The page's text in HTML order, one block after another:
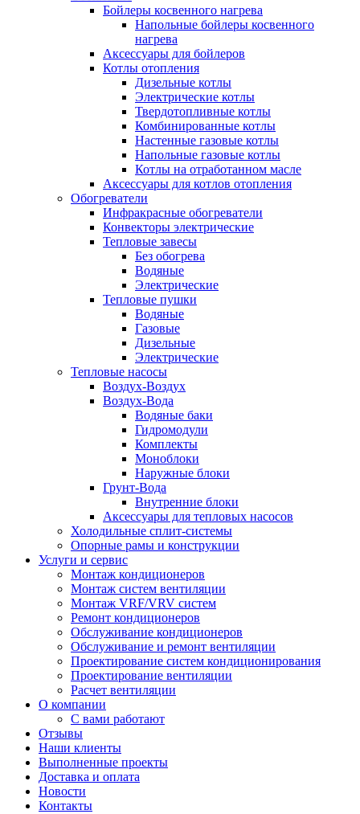
Бойлеры косвенного нагрева
Напольные бойлеры косвенного
нагрева
Аксессуары для бойлеров
Котлы отопления
Дизельные котлы
Электрические котлы
Твердотопливные котлы
Комбинированные котлы
Настенные газовые котлы
Напольные газовые котлы
Котлы на отработанном масле
Аксессуары для котлов отопления
Обогреватели
Инфракрасные обогреватели
Конвекторы электрические
Тепловые завесы
Без обогрева
Водяные
Электрические
Тепловые пушки
Водяные
Газовые
Дизельные
Электрические
Тепловые насосы
Воздух-Воздух
Воздух-Вода
Водяные баки
Гидромодули
Комплекты
Моноблоки
Наружные блоки
Грунт-Вода
Внутренние блоки
Аксессуары для тепловых насосов
Холодильные сплит-системы
Опорные рамы и конструкции
Услуги и сервис
Монтаж кондиционеров
Монтаж систем вентиляции
Монтаж VRF/VRV систем
Ремонт кондиционеров
Обслуживание кондиционеров
Обслуживание и ремонт вентиляции
Проектирование систем кондиционирования
Проектирование вентиляции
Расчет вентиляции
О компании
С вами работают
Отзывы
Наши клиенты
Выполненные проекты
Доставка и оплата
Новости
Контакты